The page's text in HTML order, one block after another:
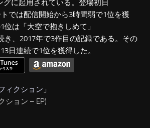
グに起用されている。登場初日
では配信開始から3時間弱で1位を獲
は「大空で抱きしめて」
き、2017年で3作目の記録である。その
日連続で1位を獲得した。
ィクション 」
ション – EP)